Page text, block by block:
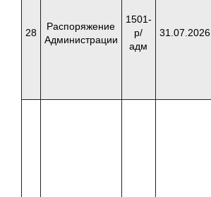
28
Распоряжение
Администрации
1501-
р/
адм
31.07.2026